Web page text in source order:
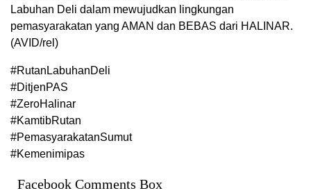
Labuhan Deli dalam mewujudkan lingkungan
pemasyarakatan yang AMAN dan BEBAS dari HALINAR.
(AVID/rel)
#RutanLabuhanDeli
#DitjenPAS
#ZeroHalinar
#KamtibRutan
#PemasyarakatanSumut
#Kemenimipas
Facebook Comments Box